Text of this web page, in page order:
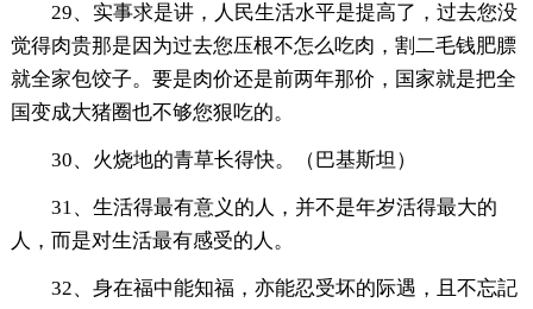
29、实事求是讲，人民生活水平是提高了，过去您没
觉得肉贵那是因为过去您压根不怎么吃肉，割二毛钱肥膘
就全家包饺子。要是肉价还是前两年那价，国家就是把全
国变成大猪圈也不够您狠吃的。
30、火烧地的青草长得快。（巴基斯坦）
31、生活得最有意义的人，并不是年岁活得最大的
人，而是对生活最有感受的人。
32、身在福中能知福，亦能忍受坏的际遇，且不忘記